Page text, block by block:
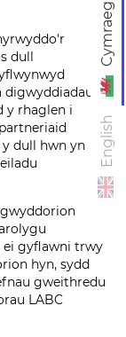
English
Cymraeg
dull
digwyddiadau
y rhaglen i
dull hwn yn
ei gyflawni trwy
hyn, sydd
gweithredu
LABC